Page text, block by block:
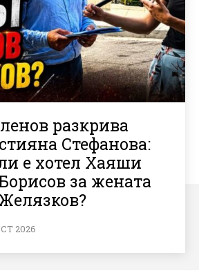
разкрива
Стефанова:
е хотел Хаяши
за жената
2026